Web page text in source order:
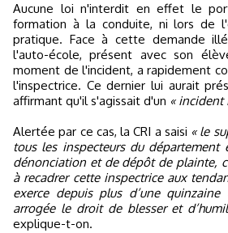
Aucune loi n'interdit en effet le port du voile lors d'une
formation à la conduite, ni lors de
pratique. Face à cette demande
l'auto-école, présent avec son
moment de l'incident, a rapidement
l'inspectrice. Ce dernier lui aurait
affirmant qu'il s'agissait d'un « incident
Alertée par ce cas, la CRI a saisi « le
tous les inspecteurs du département
dénonciation et de dépôt de plainte,
à recadrer cette inspectrice aux
exerce depuis plus d’une quinzaine
arrogée le droit de blesser et
explique-t-on.